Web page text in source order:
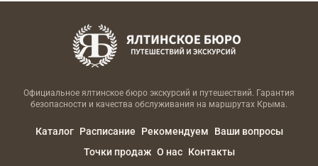
Официальное ялтинское бюро экскурсий и путешествий. Гарантия
безопасности и качества обслуживания на маршрутах Крыма.
Каталог Расписание Рекомендуем
Ваши вопросы
Точки продаж О нас Контакты